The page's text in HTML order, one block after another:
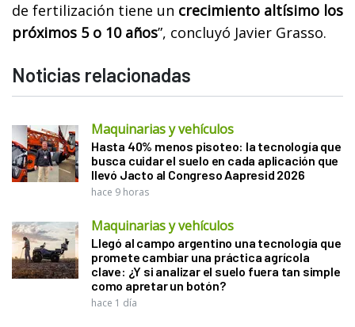
de fertilización tiene un crecimiento altísimo los
próximos 5 o 10 años”, concluyó Javier Grasso.
Noticias relacionadas
Maquinarias y vehículos
Hasta 40% menos pisoteo: la tecnología que
busca cuidar el suelo en cada aplicación que
llevó Jacto al Congreso Aapresid 2026
hace 9 horas
Maquinarias y vehículos
Llegó al campo argentino una tecnología que
promete cambiar una práctica agrícola
clave: ¿Y si analizar el suelo fuera tan simple
como apretar un botón?
hace 1 día